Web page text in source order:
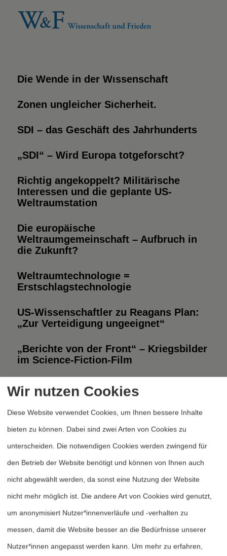
Die Wende in der Wissenschaft
Zonen ungleicher Sicherheit.
SDI – das Geschäft des Jahrhunderts
„SDI“ – Wird Europa totgeforscht?
Richtig angekoppelt? Militärische
Interessen und die geplante US-
Weltraumstation
Die europäische
Weltraumgemeinschaft – Aufbruch in
die Zukunft?
Weltraumtechnologie =
Erstschlagstechnologie
US-Wissenschaftler zu Reagans Plan:
„Zur Verteidigung ungeeignet“
„Berichte von der Front“ – Kriegsbilder
im Science-Fiction-Film
Wer den Weltraum beherrscht,
beherrscht die Erde
Seite 5 von 7
« ‹ 3 4 5 6 7
› »
Heftarchiv
Wir nutzen Cookies
Diese Website verwendet Cookies, um Ihnen bessere Inhalte
bieten zu können. Dabei sind zwei Arten von Cookies zu
unterscheiden. Die notwendigen Cookies werden zwingend für
den Betrieb der Website benötigt und können von Ihnen auch
nicht abgewählt werden, da sonst eine Nutzung der Website
nicht mehr möglich ist. Die andere Art von Cookies wird genutzt,
um anonymisiert Nutzer*innenverläufe und -verhalten zu
messen, damit die Website besser an die Bedürfnisse unserer
Nutzer*innen angepasst werden kann. Um mehr zu erfahren,